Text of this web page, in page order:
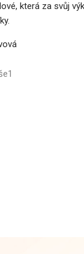
která za svůj